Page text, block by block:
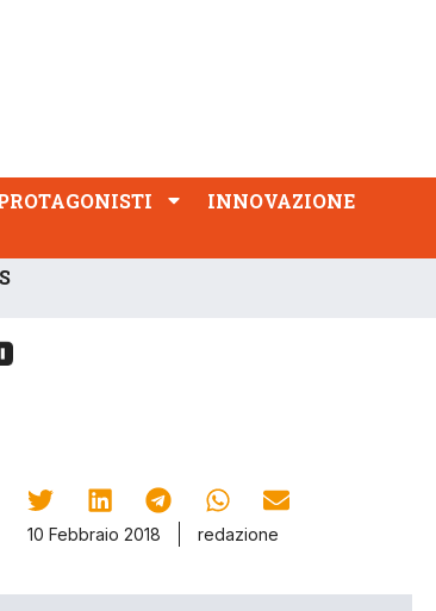
INNOVAZIONE
10 Febbraio 2018
redazione